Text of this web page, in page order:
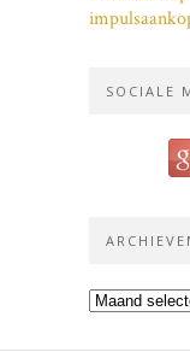
SOCIALE
Archieven